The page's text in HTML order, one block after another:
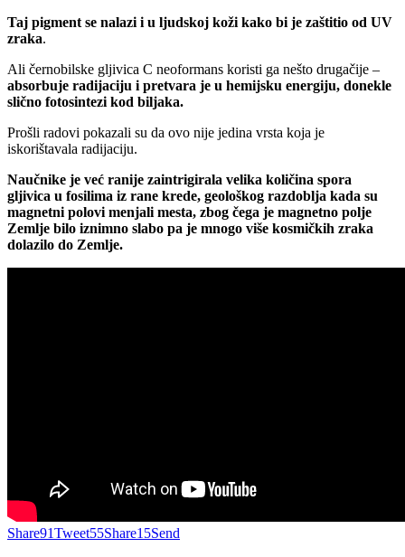
Taj pigment se nalazi i u ljudskoj koži kako bi je zaštitio od UV
zraka.
Ali černobilske gljivica C neoformans koristi ga nešto drugačije –
absorbuje radijaciju i pretvara je u hemijsku energiju, donekle
slično fotosintezi kod biljaka.
Prošli radovi pokazali su da ovo nije jedina vrsta koja je
iskorištavala radijaciju.
Naučnike je već ranije zaintrigirala velika količina spora
gljivica u fosilima iz rane krede, geološkog razdoblja kada su
magnetni polovi menjali mesta, zbog čega je magnetno polje
Zemlje bilo iznimno slabo pa je mnogo više kosmičkih zraka
dolazilo do Zemlje.
Share91Tweet55Share15Send